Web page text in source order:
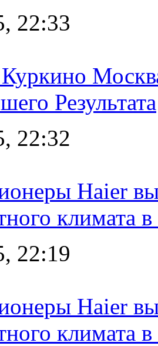
22:33
Результата
22:32
Haier
климата
22:19
Haier
климата